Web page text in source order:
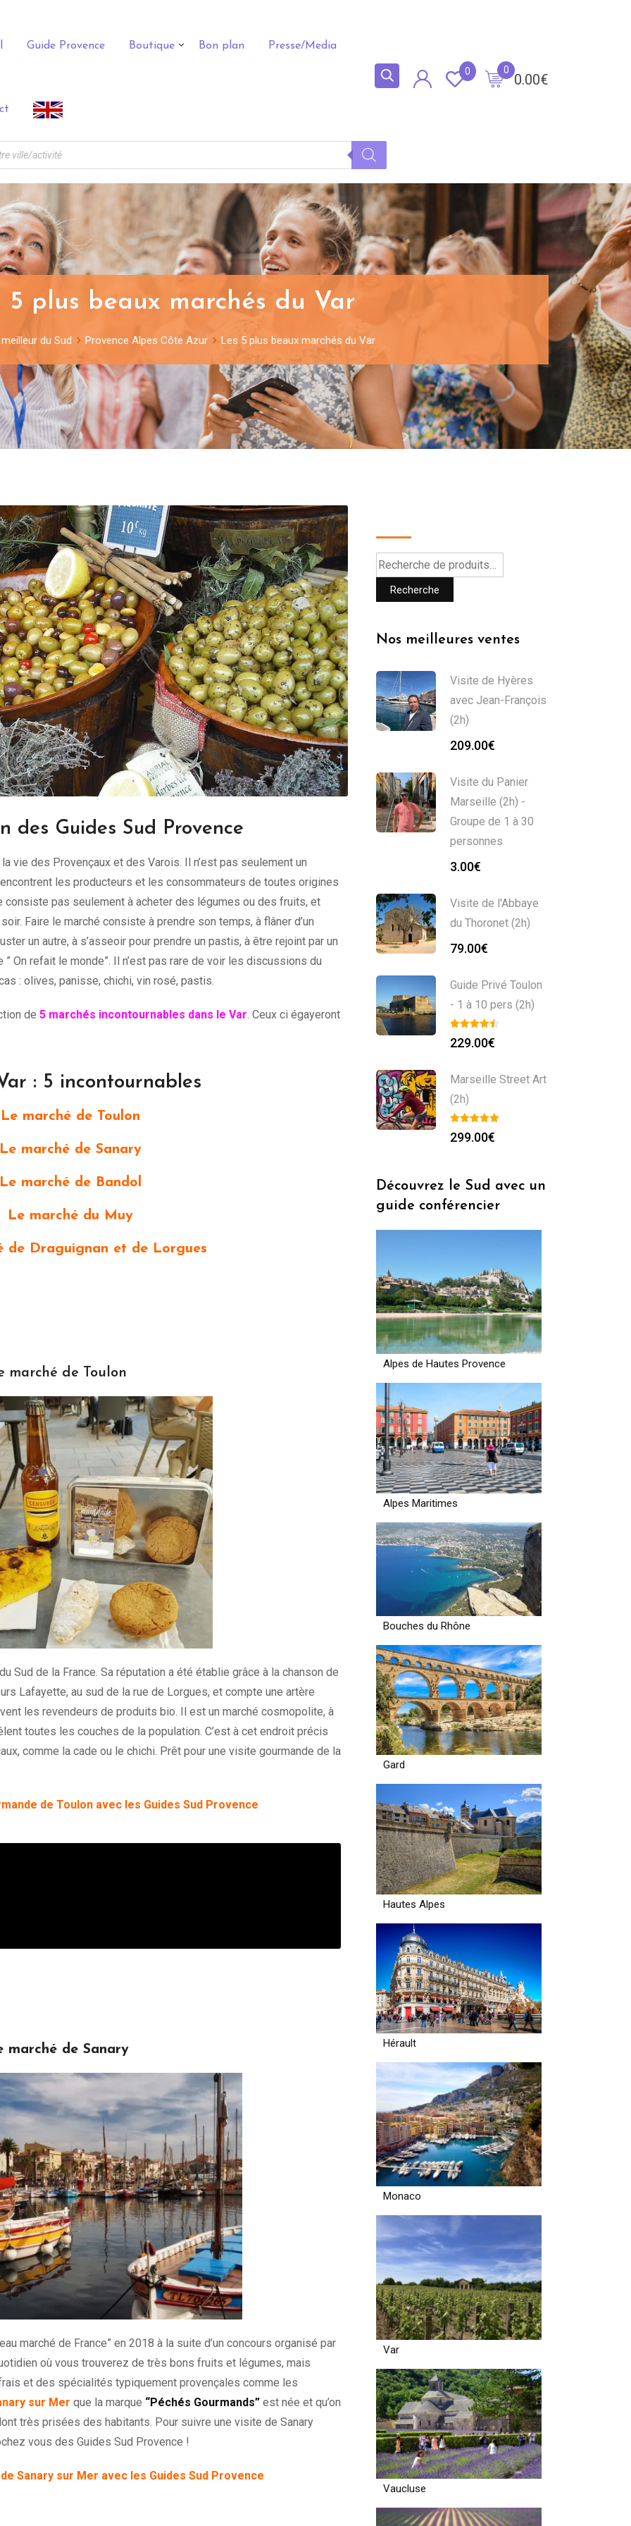
Guide Provence Boutique Bon plan Presse/Media
0.00€
0
0
5 plus beaux marchés du Var
du Sud Provence Alpes Côte Azur Les 5 plus beaux marchés du Var
des Guides Sud Provence
vie des Provençaux et des Varois. Il n’est pas seulement un
les producteurs et les consommateurs de toutes origines
pas seulement à acheter des légumes ou des fruits, et
Faire le marché consiste à prendre son temps, à flâner d’un
un autre, à s’asseoir pour prendre un pastis, à être rejoint par un
On refait le monde”. Il n’est pas rare de voir les discussions du
: olives, panisse, chichi, vin rosé, pastis.
de 5 marchés incontournables dans le Var . Ceux ci égayeront
: 5 incontournables
Le marché de Toulon
marché de Sanary
marché de Bandol
Le marché du Muy
de Draguignan et de Lorgues
marché de Toulon
Sud de la France. Sa réputation a été établie grâce à la chanson de
Lafayette, au sud de la rue de Lorgues, et compte une artère
les revendeurs de produits bio. Il est un marché cosmopolite, à
toutes les couches de la population. C’est à cet endroit précis
comme la cade ou le chichi. Prêt pour une visite gourmande de la
de Toulon avec les Guides Sud Provence
marché de Sanary
marché de France” en 2018 à la suite d’un concours organisé par
où vous trouverez de très bons fruits et légumes, mais
et des spécialités typiquement provençales comme les
sur Mer que la marque “Péchés Gourmands” est née et qu’on
très prisées des habitants. Pour suivre une visite de Sanary
vous des Guides Sud Provence !
Sanary sur Mer avec les Guides Sud Provence
Recherche
Nos meilleures ventes
Visite de Hyères
avec Jean-François
(2h)
209.00€
Visite du Panier
Marseille (2h) -
Groupe de 1 à 30
personnes
3.00€
Visite de l'Abbaye
du Thoronet (2h)
79.00€
Guide Privé Toulon
- 1 à 10 pers (2h)
229.00€
Marseille Street Art
(2h)
299.00€
Découvrez le Sud avec un
guide conférencier
Alpes de Hautes Provence
Alpes Maritimes
Bouches du Rhône
Gard
Hautes Alpes
Hérault
Monaco
Var
Vaucluse